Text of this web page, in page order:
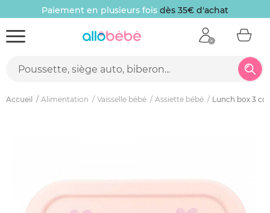
Paiement en plusieurs fois dès 35€ d'achat
Accueil Alimentation Vaisselle bébé Assiette bébé Lunch box 3